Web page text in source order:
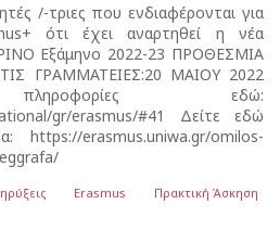
/-τριες που ενδιαφέρονται για
ότι έχει αναρτηθεί η νέα
Εξάμηνο 2022-23 ΠΡΟΘΕΣΜΙΑ
ΓΡΑΜΜΑΤΕΙΕΣ:20 ΜΑΙΟΥ 2022
πληροφορίες εδώ:
gr/erasmus/#41 Δείτε εδώ
https://erasmus.uniwa.gr/omilos-
Erasmus Πρακτική Άσκηση